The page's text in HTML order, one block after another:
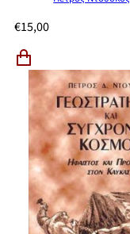
€15,00